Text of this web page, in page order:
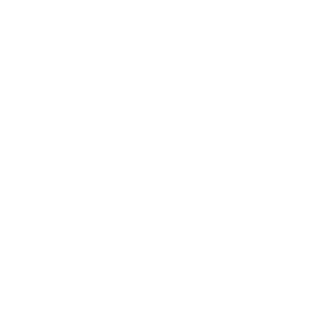
修復歴の有無を明示する
ず確認しましょう。
車が過去にどのような整